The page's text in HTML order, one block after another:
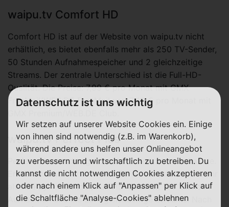
waipu.tv Comfort HD
Comfort HD ist auf der Website von waipu.tv nicht
erhältlich, es bietet ebenfalls mehr als 250 TV-Sender,
50 Stunden Aufnahmespeicher und 2 gleichzeitige
Streams. Der zentrale Unterschied ist die Full-HD-
Qualität. Die Preise: 7,99 € pro Monat mit GMX
FreeMail/WEB.DE FreeMail und 7,49 € pro Monat mit
waipu.tv Perfect Plus
Perfect Plus ist das größte der 3 beworbenen Pakete.
Enthalten sind mehr als 300 TV-Sender, darunter mehr
als 70 Pay-TV-Sender, Full-HD-Qualität, 150 Stunden
Aufnahmen und bis zu 4 gleichzeitige Streams. Nach
Datenschutz ist uns wichtig
Wir setzen auf unserer Website Cookies ein. Einige
von ihnen sind notwendig (z.B. im Warenkorb),
während andere uns helfen unser Onlineangebot
zu verbessern und wirtschaftlich zu betreiben. Du
kannst die nicht notwendigen Cookies akzeptieren
oder nach einem Klick auf "Anpassen" per Klick auf
die Schaltfläche "Analyse-Cookies" ablehnen